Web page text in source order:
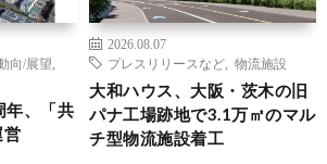
向/展望
年、「共
営
2026.08.07
プレスリリースなど
物流施設
大和ハウス、大阪・茨木の旧
パナ工場跡地で3.1万㎡のマル
チ型物流施設着工